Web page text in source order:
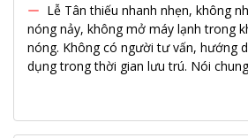
Lễ Tân thiếu nhanh nhẹn, không
nóng nảy, không mở máy lạnh trong
nóng. Không có người tư vấn, hướng
dụng trong thời gian lưu trú. Nói